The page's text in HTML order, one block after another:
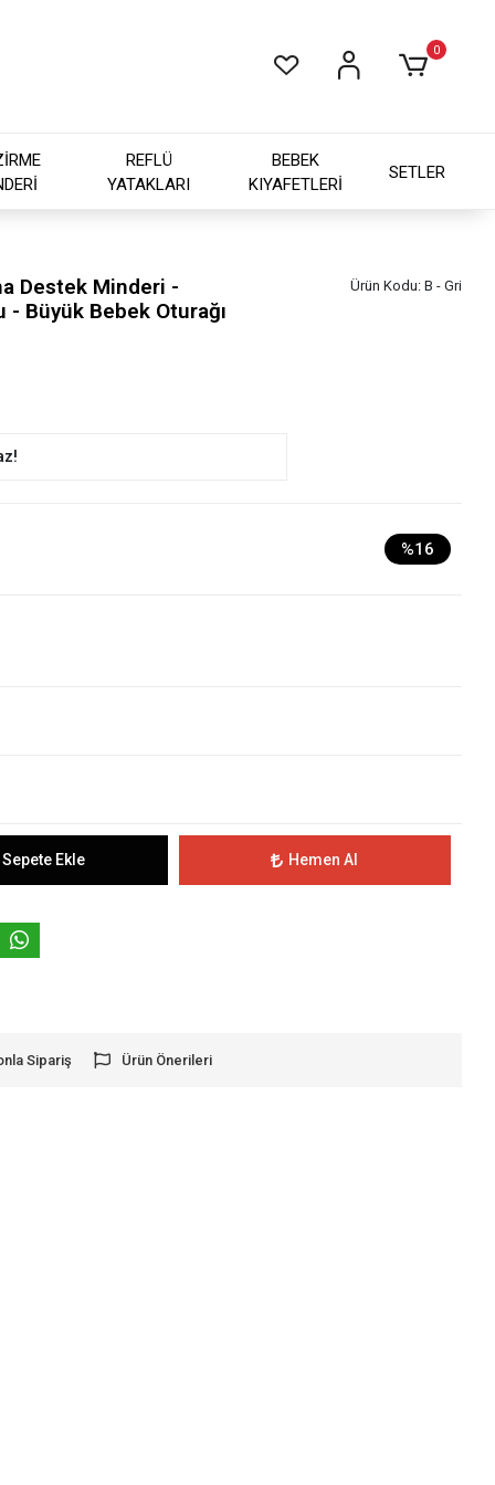
0
REFLÜ
YATAKLARI
BEBEK
KIYAFETLERİ
SETLER
Destek Minderi -
Büyük Bebek Oturağı
Ürün Kodu: B - Gri
%16
Sepete Ekle Hemen Al
Sipariş Ürün Önerileri